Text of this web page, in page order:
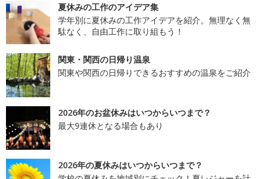
夏休みの工作のアイデア集
学年別に夏休みの工作アイデアを紹介。無理なく無
駄なく、自由工作に取り組もう！
関東・関西の日帰り温泉
関東や関西の日帰りできるおすすめの温泉をご紹介
2026年のお盆休みはいつからいつまで？
最大9連休となる場合もあり
2026年の夏休みはいつからいつまで？